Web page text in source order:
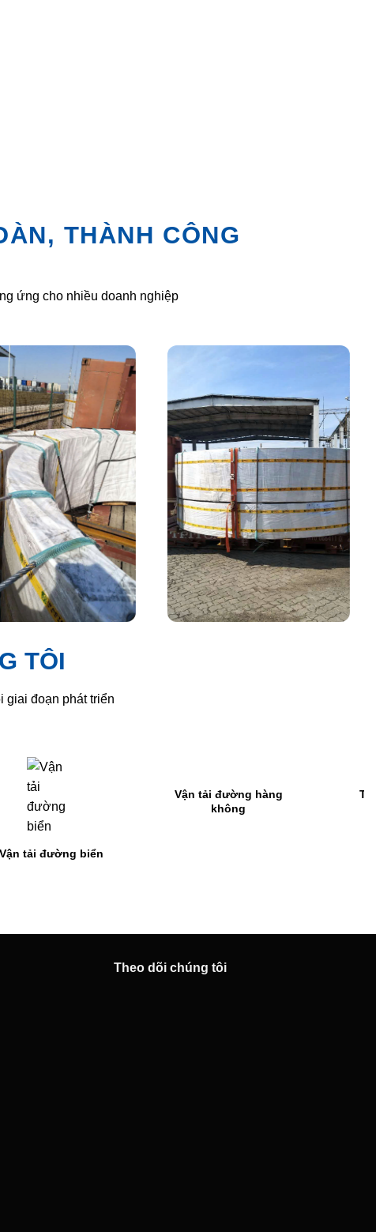
THÀNH CÔNG
ứng cho nhiều doanh nghiệp
TÔI
giai đoạn phát triển
Vận tải đường hàng
không
Thủ tục hải quan
Theo dõi chúng tôi